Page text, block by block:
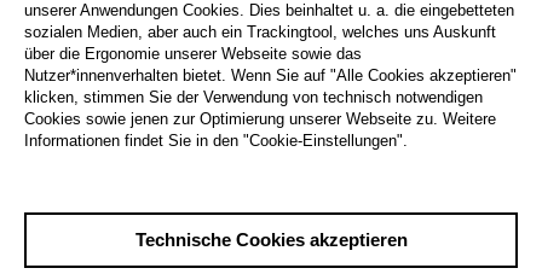
Spielplan
unserer Anwendungen Cookies. Dies beinhaltet u. a. die eingebetteten
sozialen Medien, aber auch ein Trackingtool, welches uns Auskunft
über die Ergonomie unserer Webseite sowie das
Nutzer*innenverhalten bietet. Wenn Sie auf "Alle Cookies akzeptieren"
klicken, stimmen Sie der Verwendung von technisch notwendigen
Cookies sowie jenen zur Optimierung unserer Webseite zu. Weitere
Informationen findet Sie in den "Cookie-Einstellungen".
Technische Cookies akzeptieren